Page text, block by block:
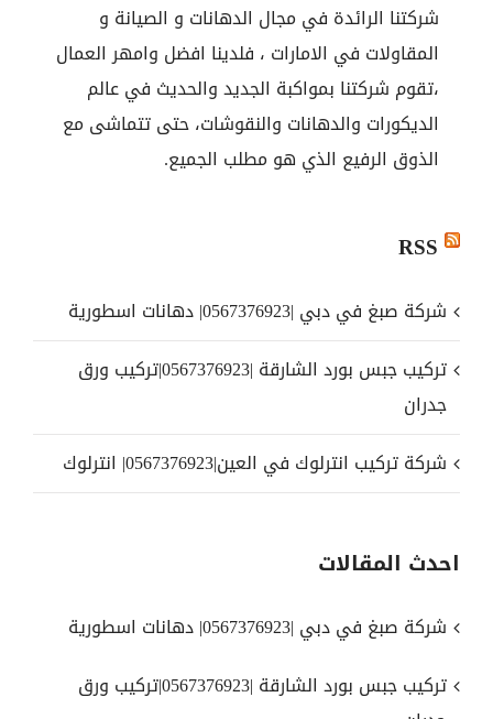
شركتنا الرائدة في مجال الدهانات و الصيانة و
المقاولات في الامارات ، فلدينا افضل وامهر العمال
،تقوم شركتنا بمواكبة الجديد والحديث في عالم
الديكورات والدهانات والنقوشات، حتى تتماشى مع
الذوق الرفيع الذي هو مطلب الجميع.
RSS
شركة صبغ في دبي |0567376923| دهانات اسطورية
تركيب جبس بورد الشارقة |0567376923|تركيب ورق
جدران
شركة تركيب انترلوك في العين|0567376923| انترلوك
احدث المقالات
شركة صبغ في دبي |0567376923| دهانات اسطورية
تركيب جبس بورد الشارقة |0567376923|تركيب ورق